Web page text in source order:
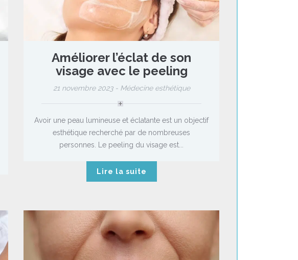
Améliorer l’éclat de son
visage avec le peeling
21 novembre 2023 - Médecine esthétique
Avoir une peau lumineuse et éclatante est un objectif
esthétique recherché par de nombreuses
personnes. Le peeling du visage est...
Lire la suite